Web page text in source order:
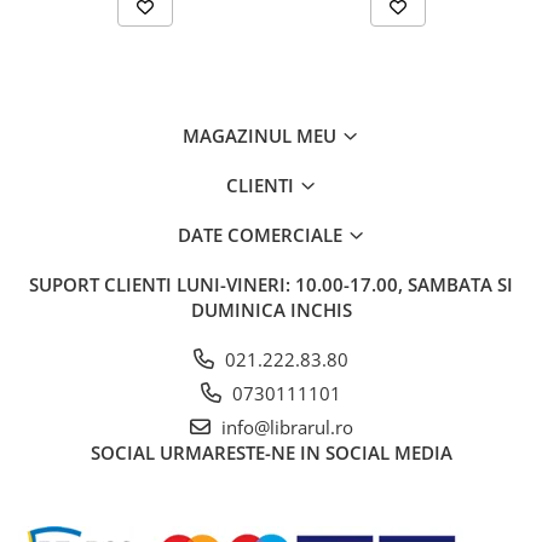
Bucatari celebri
Ghiduri de calatorie, harti
Animale de companie
Biografii, memorii si jurnale
MAGAZINUL MEU
CLIENTI
DATE COMERCIALE
SUPORT CLIENTI LUNI-VINERI: 10.00-17.00, SAMBATA SI
DUMINICA INCHIS
021.222.83.80
0730111101
info@librarul.ro
SOCIAL URMARESTE-NE IN SOCIAL MEDIA